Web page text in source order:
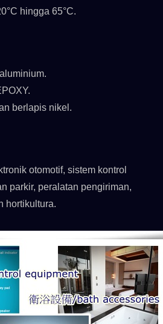
hingga 65°C.
berlapis nikel.
otomotif, sistem kontrol
parkir, peralatan pengiriman,
hortikultura.